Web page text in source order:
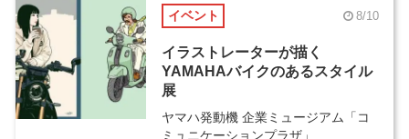
イベント 8/10
イラストレーターが描く
YAMAHAバイクのあるスタイル
展
ヤマハ発動機 企業ミュージアム「コ
ミュニケーションプラザ」